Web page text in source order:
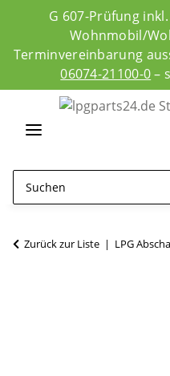
G 607-Prüfung
Wohnmobil/
Terminvereinbarung
06074-21100-0–
Zurück zur Liste LPG